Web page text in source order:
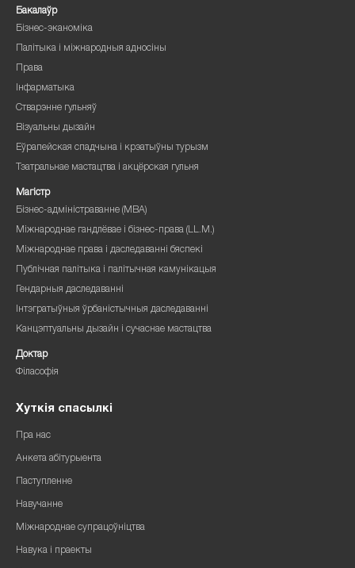
Бакалаўр
Бізнес-эканоміка
Палітыка і міжнародныя адносіны
Права
Інфарматыка
Стварэнне гульняў
Візуальны дызайн
Еўрапейская спадчына і крэатыўны турызм
Тэатральнае мастацтва і акцёрская гульня
Магістр
Бізнес-адміністраванне (MBA)
Міжнароднае гандлёвае і бізнес-права (LL.M.)
Міжнароднае права і даследаванні бяспекі
Публічная палітыка і палітычная камунікацыя
Гендарныя даследаванні
Інтэгратыўныя ўрбаністычныя даследаванні
Канцэптуальны дызайн і сучаснае мастацтва
Доктар
Філасофія
Хуткія спасылкі
Пра нас
Анкета абітурыента
Паступленне
Навучанне
Міжнароднае супрацоўніцтва
Навука і праекты